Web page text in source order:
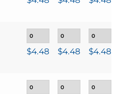
$4.48 $4.48 $4.48